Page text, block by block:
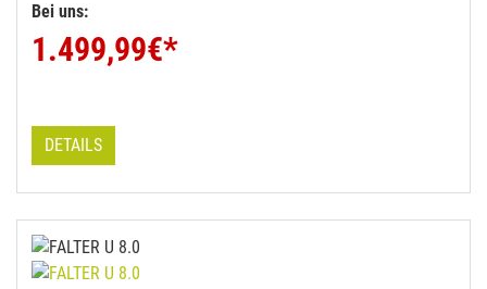
Bei uns:
1.499,99€*
DETAILS